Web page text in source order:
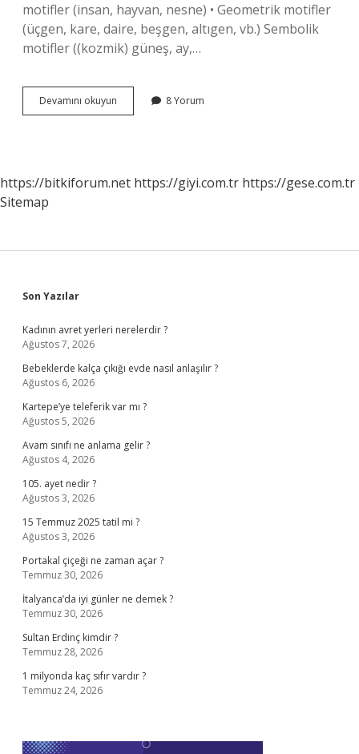
motifler (insan, hayvan, nesne) • Geometrik motifler
(üçgen, kare, daire, beşgen, altıgen, vb.) Sembolik
motifler ((kozmik) güneş, ay,…
Devamını okuyun
Motifi
8 Yorum
https://bitkiforum.net https://giyi.com.tr https://gese.com.tr
Sitemap
Sidebar
Son Yazılar
Kadının avret yerleri nerelerdir ?
Ağustos 7, 2026
Bebeklerde kalça çıkığı evde nasıl anlaşılır ?
Ağustos 6, 2026
Kartepe’ye teleferik var mı ?
Ağustos 5, 2026
Avam sınıfı ne anlama gelir ?
Ağustos 4, 2026
105. ayet nedir ?
Ağustos 3, 2026
15 Temmuz 2025 tatil mi ?
Ağustos 3, 2026
Portakal çiçeği ne zaman açar ?
Temmuz 30, 2026
İtalyanca’da iyi günler ne demek ?
Temmuz 30, 2026
Sultan Erdinç kimdir ?
Temmuz 28, 2026
1 milyonda kaç sıfır vardır ?
Temmuz 24, 2026